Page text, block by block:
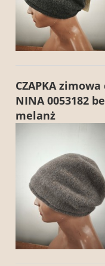
CZAPKA
NINA 0053182
melanż